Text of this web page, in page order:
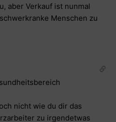
aber Verkauf ist nunmal
Menschen zu
nicht wie du dir das
zu irgendetwas